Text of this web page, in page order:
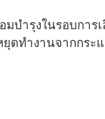
บำรุงในรอบการเ
ดทำงานจากกระ